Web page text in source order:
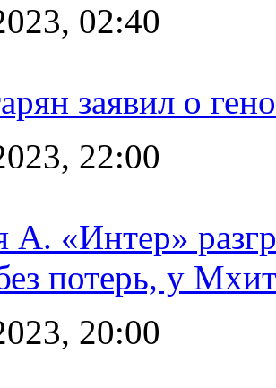
02:40
заявил о
22:00
А. «Интер»
потерь, у
20:00